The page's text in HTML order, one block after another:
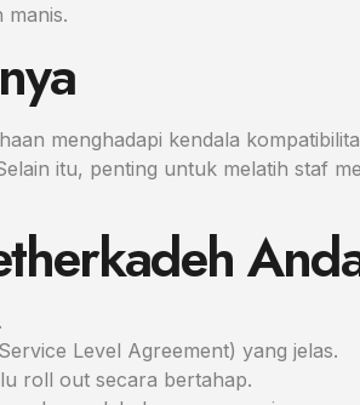
manis.
menghadapi kendala
itu, penting untuk melatih staf
Level Agreement) yang jelas.
roll out secara bertahap.